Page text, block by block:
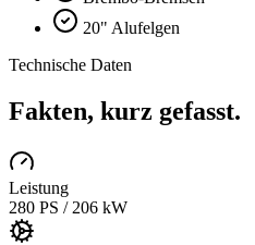
20" Alufelgen
Technische Daten
Fakten, kurz gefasst.
Leistung
280 PS / 206 kW